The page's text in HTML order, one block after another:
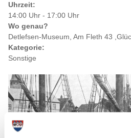
Uhrzeit:
14:00 Uhr - 17:00 Uhr
Wo genau?
Detlefsen-Museum, Am Fleth 43
Kategorie:
Sonstige